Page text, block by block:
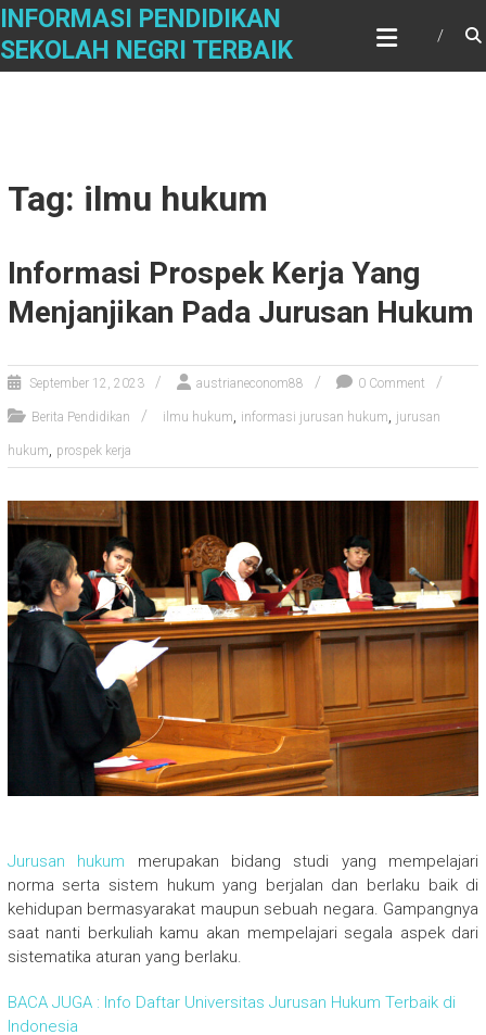
Skip
content
INFORMASI PENDIDIKAN
SEKOLAH NEGRI TERBAIK
Tag: ilmu hukum
Informasi Prospek Kerja Yang
Menjanjikan Pada Jurusan Hukum
September 12, 2023 austrianeconom88 0 Comment
Berita Pendidikan ilmu hukum, informasi jurusan hukum, jurusan
hukum, prospek kerja
Jurusan hukum merupakan bidang studi yang mempelajari
norma serta sistem hukum yang berjalan dan berlaku baik di
kehidupan bermasyarakat maupun sebuah negara. Gampangnya
saat nanti berkuliah kamu akan mempelajari segala aspek dari
sistematika aturan yang berlaku.
BACA JUGA : Info Daftar Universitas Jurusan Hukum Terbaik di
Indonesia